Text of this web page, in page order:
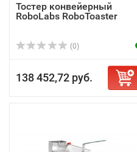
Тостер конвейерный
RoboLabs RoboToaster
(0)
138 452,72 руб.